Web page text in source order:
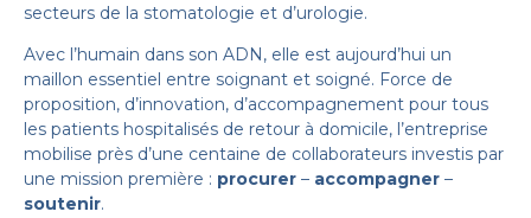
secteurs de la stomatologie et d’urologie.
Avec l’humain dans son ADN, elle est aujourd’hui un
maillon essentiel entre soignant et soigné. Force de
proposition, d’innovation, d’accompagnement pour tous
les patients hospitalisés de retour à domicile, l’entreprise
mobilise près d’une centaine de collaborateurs investis par
une mission première : procurer – accompagner –
soutenir.